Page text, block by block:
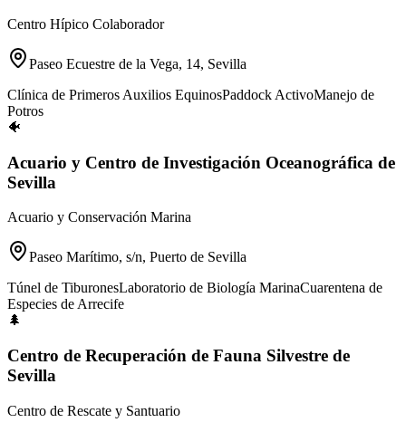
Centro Hípico Colaborador
Paseo Ecuestre de la Vega, 14, Sevilla
Clínica de Primeros Auxilios EquinosPaddock ActivoManejo de
Potros
🐠
Acuario y Centro de Investigación Oceanográfica de
Sevilla
Acuario y Conservación Marina
Paseo Marítimo, s/n, Puerto de Sevilla
Túnel de TiburonesLaboratorio de Biología MarinaCuarentena de
Especies de Arrecife
🌲
Centro de Recuperación de Fauna Silvestre de
Sevilla
Centro de Rescate y Santuario